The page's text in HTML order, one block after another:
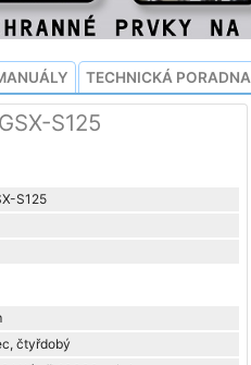
TECHNICKÁ PORADNA
S125
S125
čtyřdobý